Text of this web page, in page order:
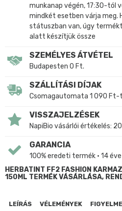
munkanap végén, 17:30-tól
mindkét esetben várja meg.
státuszban van, úgy
alatt készítjük össze
SZEMÉLYES ÁTVÉTEL
Budapesten 0 Ft.
SZÁLLÍTÁSI DÍJAK
Csomagautomata 1 090
VISSZAJELZÉSEK
NapiBio vásárlói értékelés:
GARANCIA
100% eredeti termék • 14
HERBATINT FF2 FASHION
150ML TERMÉK VÁSÁRLÁSA,
LEÍRÁS VÉLEMÉNYEK